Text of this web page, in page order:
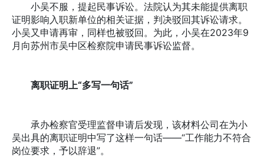
小吴不服，提起民事诉讼。法院认为其未能提供离职
证明影响入职新单位的相关证据，判决驳回其诉讼请求。
小吴又申请再审，同样也被驳回。为此，小吴在2023年9
月向苏州市吴中区检察院申请民事诉讼监督。
离职证明上“多写一句话”
承办检察官受理监督申请后发现，该材料公司在为小
吴出具的离职证明中写了这样一句话——“工作能力不符合
岗位要求，予以辞退”。